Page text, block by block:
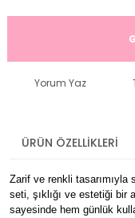
Yorum Yaz
ÜRÜN ÖZELLİKLERİ
Zarif ve renkli tasarımıyla
seti, şıklığı ve estetiği bir
sayesinde hem günlük